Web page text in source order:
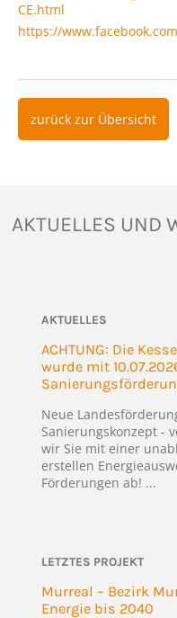
CE.html
https://
zurück zur Übersicht
AKTUELLES UND
AKTUELLES
ACHTUNG: Die
wurde mit
Neue
Sanierungskonzept -
wir Sie mit einer
erstellen
Förderungen ab! ...
LETZTES PROJEKT
Murreal – Bezirk
Energie bis 2040